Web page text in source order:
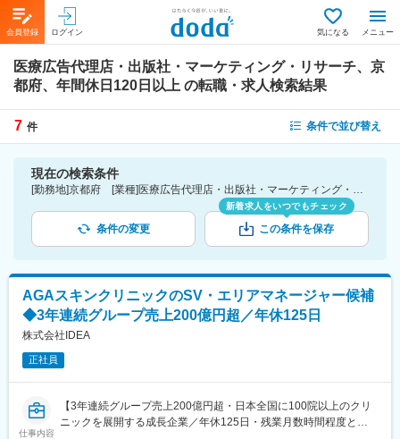
会員登録 ログイン 気になる メニュー
医療広告代理店・出版社・マーケティング・リサーチ、京
都府、年間休日120日以上 の転職・求人検索結果
7 件 条件で並び替え
現在の検索条件
[勤務地]京都府 [業種]医療広告代理店・出版社・マーケティング・リサーチ-医薬品・医療機器・ライフサイエンス・医療系サービス [こだわり条件ピックアップ]年間休日120日以上 [詳細条件](休日・働き方)年間休日120日以上
条件の変更
新着求人をいつでもチェック
この条件を保存
AGAスキンクリニックのSV・エリアマネージャー候補
◆3年連続グループ売上200億円超／年休125日
株式会社IDEA
正社員
仕事内容
【3年連続グループ売上200億円超・日本全国に100院以上のクリ
ニックを展開する成長企業／年休125日・残業月数時間程度とメ